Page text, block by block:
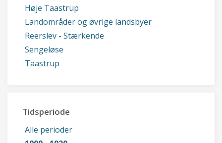
Høje Taastrup
Landområder og øvrige landsbyer
Reerslev - Stærkende
Sengeløse
Taastrup
Tidsperiode
Alle perioder